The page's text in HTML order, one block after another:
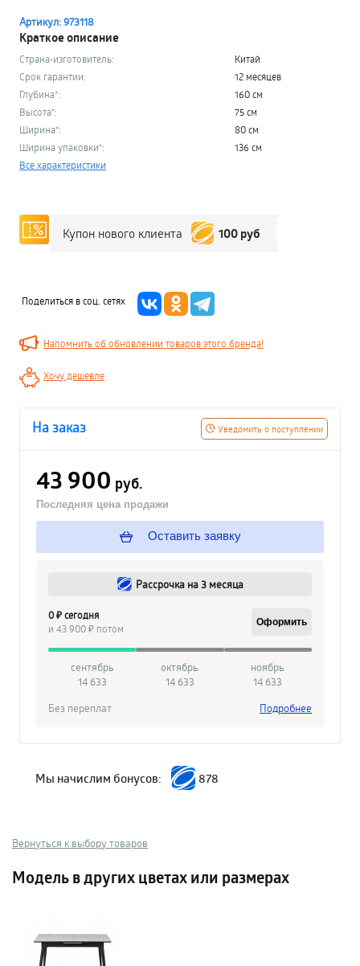
Артикул: 973118
Краткое описание
Страна-изготовитель:
Китай
Срок гарантии:
12 месяцев
Глубина*:
160 см
Высота*:
75 см
Ширина*:
80 см
Ширина упаковки*:
136 см
Все характеристики
Купон нового клиента 100 руб
Поделиться в соц. сетях
Напомнить об обновлении товаров этого бренда!
Хочу дешевле
Уведомить о поступлении
На заказ
43 900 руб.
Последняя цена продажи
Оставить заявку
Рассрочка на 3 месяца
0 ₽ сегодня
и 43 900 ₽ потом
Оформить
сентябрь
14 633
октябрь
14 633
ноябрь
14 633
Без переплат
Подробнее
Мы начислим бонусов: 878
Вернуться к выбору товаров
Модель в других цветах или размерах